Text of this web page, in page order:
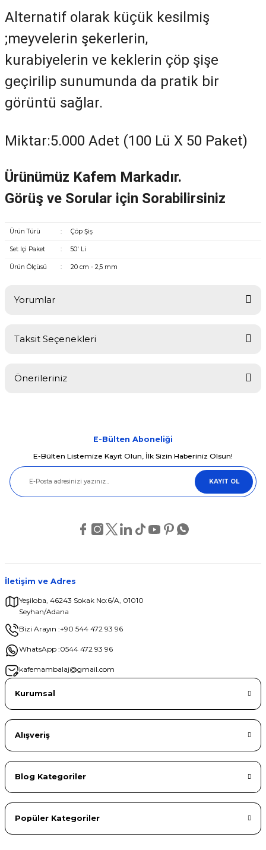
Alternatif olarak küçük kesilmiş
;meyvelerin şekerlerin,
kurabiyelerin ve keklerin çöp şişe
geçirilip sunumunda da pratik bir
görüntü sağlar.
Miktar:5.000 Adet (100 Lü X 50 Paket)
Ürünümüz Kafem Markadır.
Görüş ve Sorular için Sorabilirsiniz
Ürün Türü : Çöp Şiş
Set İçi Paket : 50' Li
Ürün Ölçüsü : 20 cm - 2,5 mm
Yorumlar
Taksit Seçenekleri
Önerileriniz
Görüş ve önerileriniz için teşekkür ederiz.
Ürün resmi kalitesiz, bozuk veya görüntülenemiyor.
Ürün açıklamasında eksik bilgiler bulunuyor.
Bu ürüne benzer farklı alternatifler olmalı.
E-Bülten Aboneliği
E-Bülten Listemize Kayıt Olun, İlk Sizin Haberiniz Olsun!
KAYIT OL
İletişim ve Adres
Yeşiloba, 46243 Sokak No:6/A, 01010
Seyhan/Adana
Bizi Arayın :+90 544 472 93 96
WhatsApp :0544 472 93 96
kafemambalaj@gmail.com
Kurumsal
Alışveriş
Blog Kategoriler
Popüler Kategoriler